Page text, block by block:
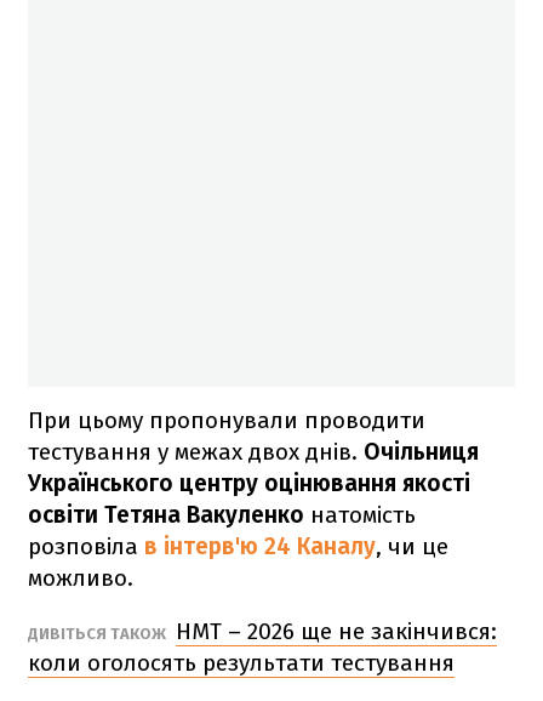
При цьому пропонували проводити
тестування у межах двох днів. Очільниця
Українського центру оцінювання якості
освіти Тетяна Вакуленко натомість
розповіла в інтерв'ю 24 Каналу, чи це
можливо.
ДИВІТЬСЯ ТАКОЖ
НМТ – 2026 ще не закінчився:
коли оголосять результати тестування